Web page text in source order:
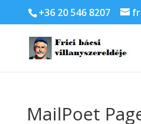
+36 20 546 8207
MailPoet